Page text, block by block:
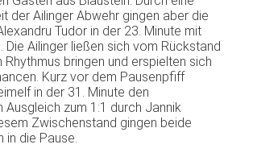
der Ailinger Abwehr gingen aber die
Tudor in der 23. Minute mit
Die Ailinger ließen sich vom Rückstand
Rhythmus bringen und erspielten sich
Kurz vor dem Pausenpfiff
in der 31. Minute den
Ausgleich zum 1:1 durch Jannik
Zwischenstand gingen beide
in die Pause.